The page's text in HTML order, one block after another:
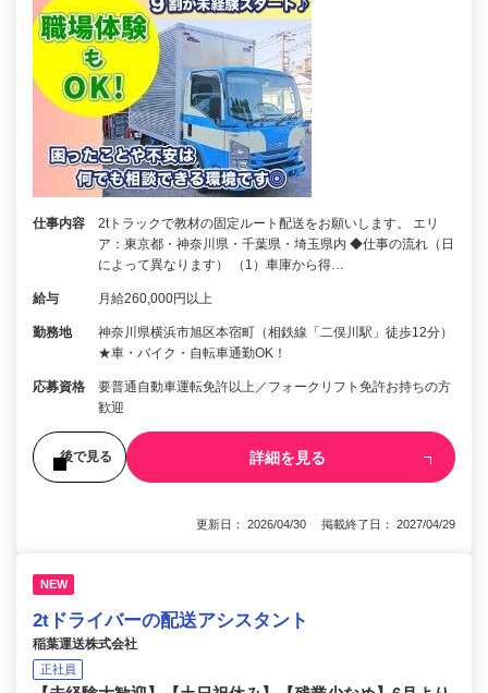
仕事内容
2tトラックで教材の固定ルート配送をお願いします。 エリ
ア：東京都・神奈川県・千葉県・埼玉県内 ◆仕事の流れ（日
によって異なります） （1）車庫から得…
給与 月給260,000円以上
勤務地
神奈川県横浜市旭区本宿町（相鉄線「二俣川駅」徒歩12分）
★車・バイク・自転車通勤OK！
応募資格
要普通自動車運転免許以上／フォークリフト免許お持ちの方
歓迎
後で見る 詳細を見る
更新日： 2026/04/30 掲載終了日： 2027/04/29
NEW
2tドライバーの配送アシスタント
稲葉運送株式会社
正社員